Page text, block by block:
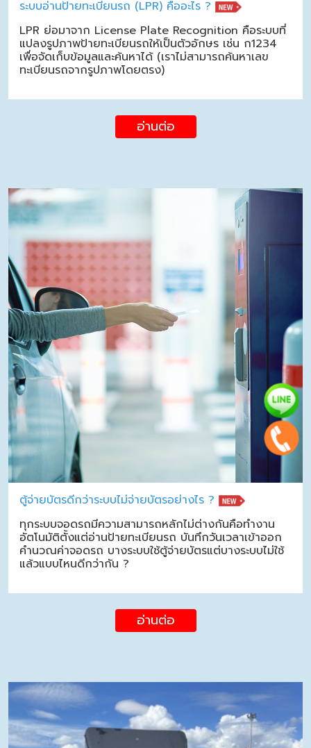
ระบบอ่านป้ายทะเบียนรถ (LPR) คืออะไร ?
LPR ย่อมาจาก License Plate Recognition คือระบบที่
แปลงรูปภาพป้ายทะเบียนรถให้เป็นตัวอักษร เช่น ก1234
เพื่อจัดเก็บข้อมูลและค้นหาได้ (เราไม่สามารถค้นหาเลข
ทะเบียนรถจากรูปภาพโดยตรง)
อ่านต่อ
ตู้จ่ายบัตรดีกว่าระบบไม่จ่ายบัตรอย่างไร ?
ทุกระบบจอดรถมีความสามารถหลักไม่ต่างกันคือทำงาน
อัตโนมัติตั้งแต่อ่านป้ายทะเบียนรถ บันทึกวันเวลาเข้าออก
คำนวณค่าจอดรถ บางระบบใช้ตู้จ่ายบัตรแต่บางระบบไม่ใช้
แล้วแบบไหนดีกว่ากัน ?
อ่านต่อ